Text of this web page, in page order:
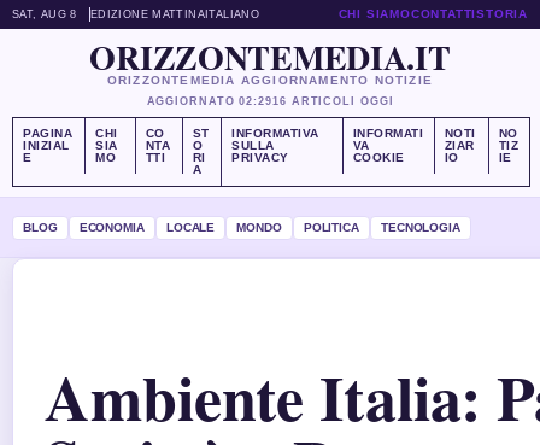
SAT, AUG 8 EDIZIONE MATTINA ITALIANO CHI SIAMOCONTATTISTORIA
ORIZZONTEMEDIA.IT
ORIZZONTEMEDIA AGGIORNAMENTO NOTIZIE
AGGIORNATO 02:2916 ARTICOLI OGGI
PAGINA
INIZIAL
E
CHI
SIA
MO
CO
NTA
TTI
ST
O
RI
A
INFORMATIVA
SULLA
PRIVACY
INFORMATI
VA
COOKIE
NOTI
ZIAR
IO
NO
TIZ
IE
BLOG ECONOMIA LOCALE MONDO POLITICA TECNOLOGIA
Ambiente Italia: